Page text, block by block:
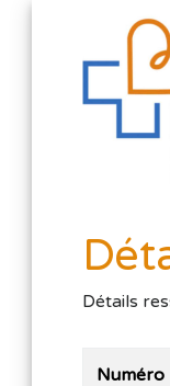
Détails
Numéro